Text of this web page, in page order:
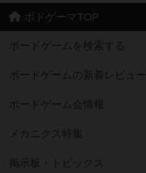
ボドゲーマTOP
ボードゲームを検索する
ボードゲームの新着レビュー
ボードゲーム会情報
メカニクス特集
掲示板・トピックス